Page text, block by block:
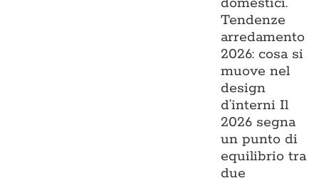
Tendenze
arredamento
2026: cosa si
muove nel
design
d’interni Il
2026 segna
un punto di
equilibrio tra
due